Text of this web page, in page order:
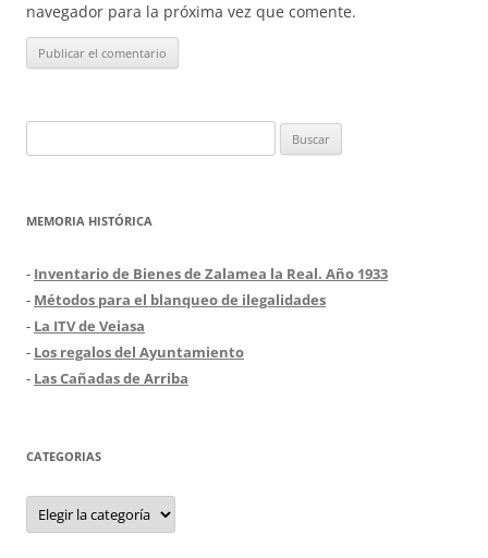
navegador para la próxima vez que comente.
MEMORIA HISTÓRICA
- Inventario de Bienes de Zalamea la Real. Año 1933
- Métodos para el blanqueo de ilegalidades
- La ITV de Veiasa
- Los regalos del Ayuntamiento
- Las Cañadas de Arriba
CATEGORIAS
Categorias